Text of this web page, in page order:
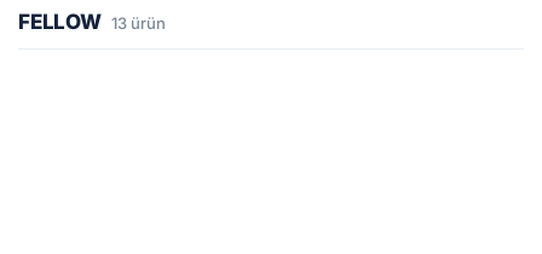
FELLOW 13 ürün